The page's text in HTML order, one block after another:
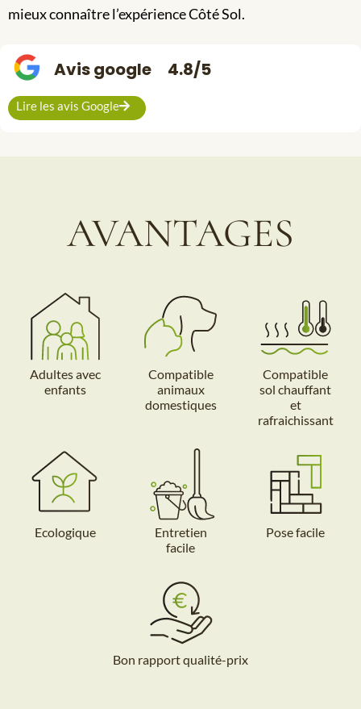
mieux connaître l’expérience Côté Sol.
Avis google 4.8/5
Lire les avis Google
AVANTAGES
Adultes avec
enfants
Compatible
animaux
domestiques
Compatible
sol chauffant
et
rafraichissant
Ecologique
Entretien
facile
Pose facile
Bon rapport qualité-prix